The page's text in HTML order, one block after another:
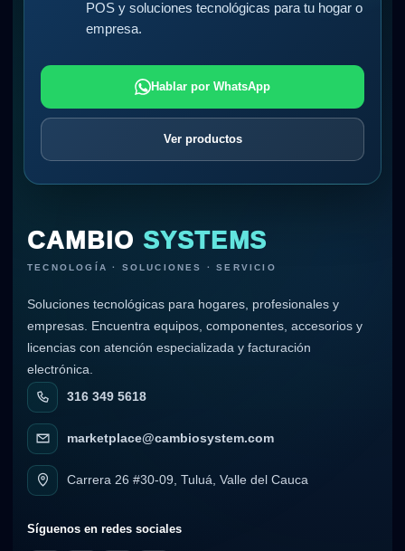
POS y soluciones tecnológicas para tu hogar o
empresa.
Hablar por WhatsApp
Ver productos
CAMBIO SYSTEMS
TECNOLOGÍA · SOLUCIONES · SERVICIO
Soluciones tecnológicas para hogares, profesionales y
empresas. Encuentra equipos, componentes, accesorios y
licencias con atención especializada y facturación
electrónica.
316 349 5618
marketplace@cambiosystem.com
Carrera 26 #30-09, Tuluá, Valle del Cauca
Síguenos en redes sociales